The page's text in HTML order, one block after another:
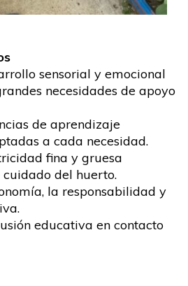
sensorial y emocional
necesidades de apoyo
de aprendizaje
a cada necesidad.
fina y gruesa
del huerto.
la responsabilidad y
educativa en contacto